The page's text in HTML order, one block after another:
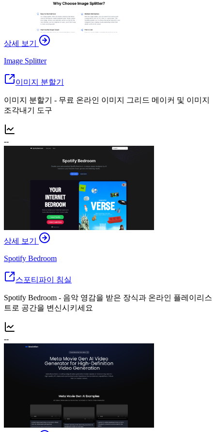
상세 보기
Image Splitter
이미지 분할기
이미지 분할기 - 무료 온라인 이미지 그리드 메이커 및 이미지
조각내기 도구
--
상세 보기
Spotify Bedroom
스포티파이 침실
Spotify Bedroom - 음악 영감을 받은 장식과 온라인 플레이리스
트로 공간을 변신시키세요
--